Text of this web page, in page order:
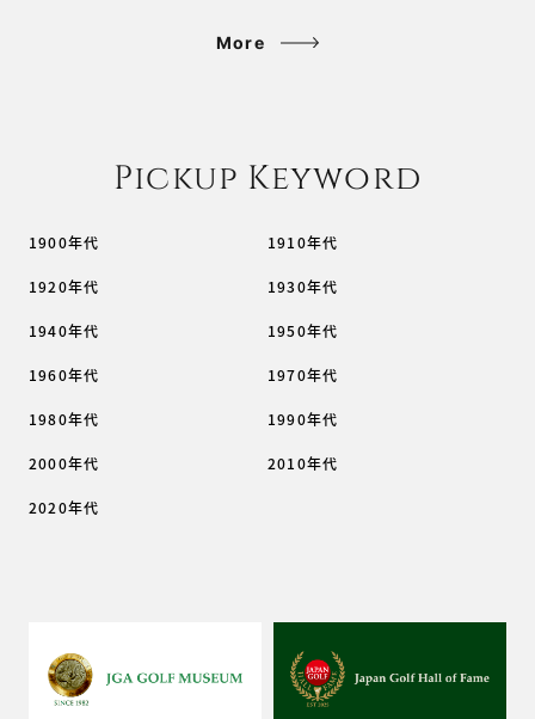
More
Pickup Keyword
1900年代 1910年代
1920年代 1930年代
1940年代 1950年代
1960年代 1970年代
1980年代 1990年代
2000年代 2010年代
2020年代